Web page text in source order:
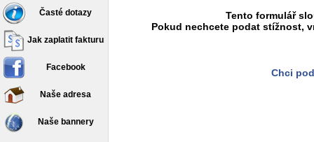
Časté dotazy
Jak zaplatit fakturu
Facebook
Naše adresa
Naše bannery
Tento formulář
Pokud nechcete podat stížnost,
Chci